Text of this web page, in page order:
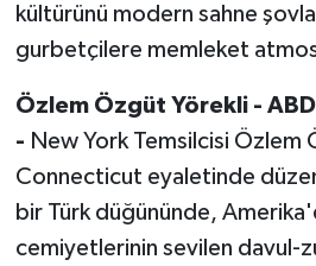
kültürünü modern sahne
gurbetçilere memleket
Özlem Özgüt Yörekli -
- New York Temsilcisi Özlem
Connecticut eyaletinde
bir Türk düğününde,
cemiyetlerinin sevilen davul-